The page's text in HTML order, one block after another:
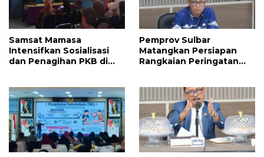
Samsat Mamasa
Intensifkan Sosialisasi
dan Penagihan PKB di
Pajak
Pemprov Sulbar
Matangkan Persiapan
Rangkaian Peringatan